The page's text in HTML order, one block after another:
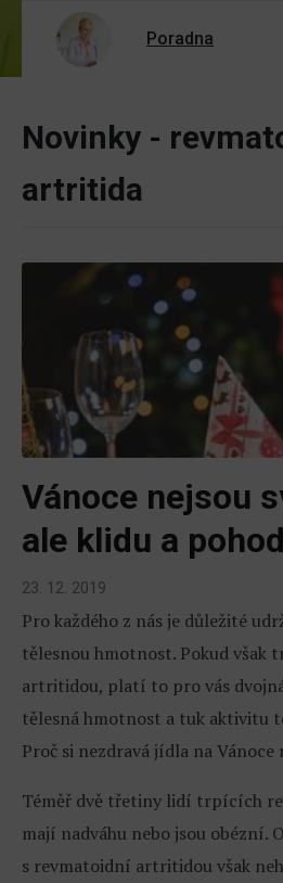
Poradna
Novinky -
artritida
Vánoce nejsou
ale klidu a
23. 12. 2019
Pro každého z nás je důležité
tělesnou hmotnost. Pokud
artritidou, platí to pro vás
tělesná hmotnost a tuk aktivitu
Proč si nezdravá jídla na
Téměř dvě třetiny lidí trpících
mají nadváhu nebo jsou obézní.
s revmatoidní artritidou však